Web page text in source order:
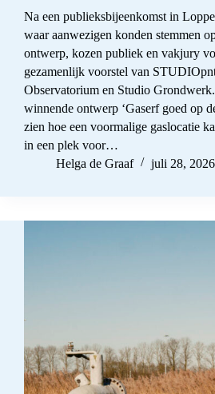
Na een publieksbijeenkomst in
waar aanwezigen konden stemmen
ontwerp, kozen publiek en vakjury
gezamenlijk voorstel van
Observatorium en Studio
winnende ontwerp ‘Gaserf goed op
zien hoe een voormalige gaslocatie
in een plek voor…
Helga de Graaf
juli 28, 2026